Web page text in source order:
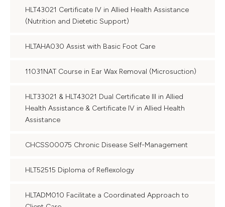
HLT43021 Certificate IV in Allied Health Assistance
(Nutrition and Dietetic Support)
HLTAHA030 Assist with Basic Foot Care
11031NAT Course in Ear Wax Removal (Microsuction)
HLT33021 & HLT43021 Dual Certificate III in Allied
Health Assistance & Certificate IV in Allied Health
Assistance
CHCSS00075 Chronic Disease Self-Management
HLT52515 Diploma of Reflexology
HLTADM010 Facilitate a Coordinated Approach to